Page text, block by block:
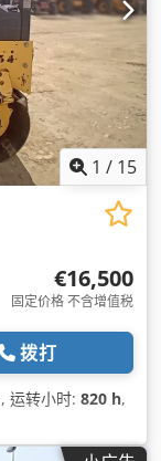
1 / 15
€16,500
固定价格 不含增值税
拨打
, 运转小时: 820 h,